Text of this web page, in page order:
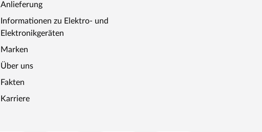
Anlieferung
Informationen zu Elektro- und
Elektronikgeräten
Marken
Über uns
Fakten
Karriere